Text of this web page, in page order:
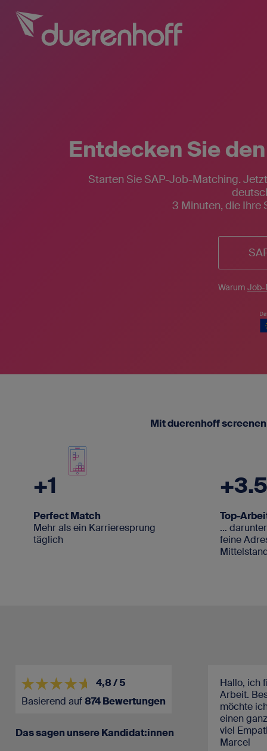
Für SAP-Fachkräfte
Rufen Sie uns
0662
Für SAP-
Für SAP-
Entdecken Sie
Starten Sie SAP-Job-Matching.
3 Minuten, die Ihre
Warum Job-
Mit duerenhoff
+1
Perfect Match
Mehr als ein Karrieresprung
täglich
Top-
…
feine
4,8 / 5
Basierend auf874 Bewertungen
Das sagen unsere Kandidat:innen
Hallo, ich finde Ihr macht super
Arbeit. Besonders hervorheben
möchte ich Bobby Ikeokwu der
viel Empathie mitbringt! Grüße
Großes
16.07.2025